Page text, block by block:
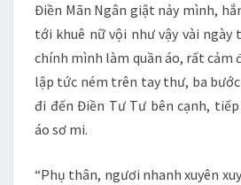
Điền Mãn Ngân giật nảy mình,
tới khuê nữ vội như vậy vài ngày
chính mình làm quần áo, rất cảm
lập tức ném trên tay thư, ba
đi đến Điền Tư Tư bên cạnh,
áo sơ mi.
“Phụ thân, ngươi nhanh xuyên